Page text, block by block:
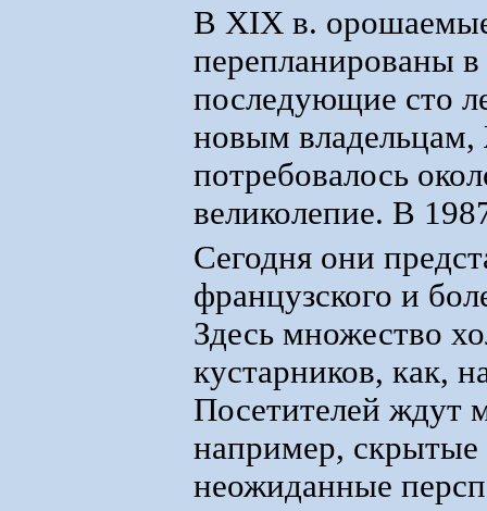
В XIX в.
перепланированы
последующие сто
новым
потребовалось
великолепие. В
Сегодня они
французского и
Здесь множество
кустарников, как,
Посетителей ждут
например, скрытые
неожиданные